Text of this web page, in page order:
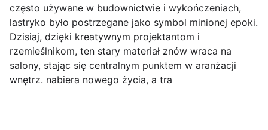
często używane w budownictwie i wykończeniach,
lastryko było postrzegane jako symbol minionej epoki.
Dzisiaj, dzięki kreatywnym projektantom i
rzemieślnikom, ten stary materiał znów wraca na
salony, stając się centralnym punktem w aranżacji
wnętrz. nabiera nowego życia, a tra